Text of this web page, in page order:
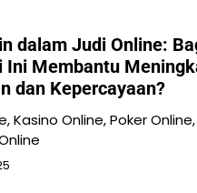
dalam Judi Online:
Ini Membantu
dan Kepercayaan?
Kasino Online, Poker